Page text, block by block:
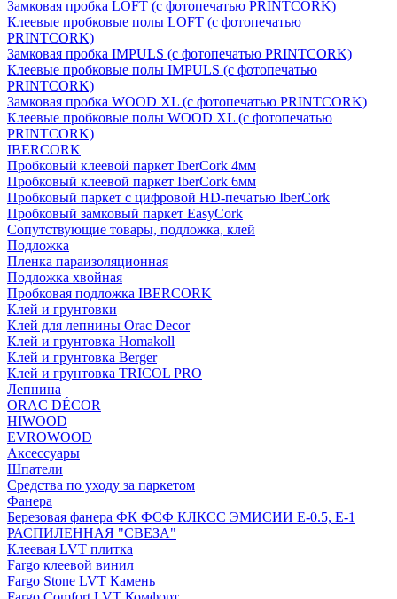
Замковая пробка LOFT (с фотопечатью PRINTCORK)
Клеевые пробковые полы LOFT (с фотопечатью
PRINTCORK)
Замковая пробка IMPULS (с фотопечатью PRINTCORK)
Клеевые пробковые полы IMPULS (с фотопечатью
PRINTCORK)
Замковая пробка WOOD XL (с фотопечатью PRINTCORK)
Клеевые пробковые полы WOOD XL (с фотопечатью
PRINTCORK)
IBERCORK
Пробковый клеевой паркет IberCork 4мм
Пробковый клеевой паркет IberCork 6мм
Пробковый паркет с цифровой HD-печатью IberCork
Пробковый замковый паркет EasyCork
Сопутствующие товары, подложка, клей
Подложка
Пленка параизоляционная
Подложка хвойная
Пробковая подложка IBERCORK
Клей и грунтовки
Клей для лепнины Orac Decor
Клей и грунтовка Homakoll
Клей и грунтовка Berger
Клей и грунтовка TRICOL PRO
Лепнина
ORAC DÉCOR
HIWOOD
EVROWOOD
Аксессуары
Шпатели
Средства по уходу за паркетом
Фанера
Березовая фанера ФК ФСФ КЛКСС ЭМИСИИ Е-0.5, Е-1
РАСПИЛЕННАЯ "СВЕЗА"
Клеевая LVT плитка
Fargo клеевой винил
Fargo Stone LVT Камень